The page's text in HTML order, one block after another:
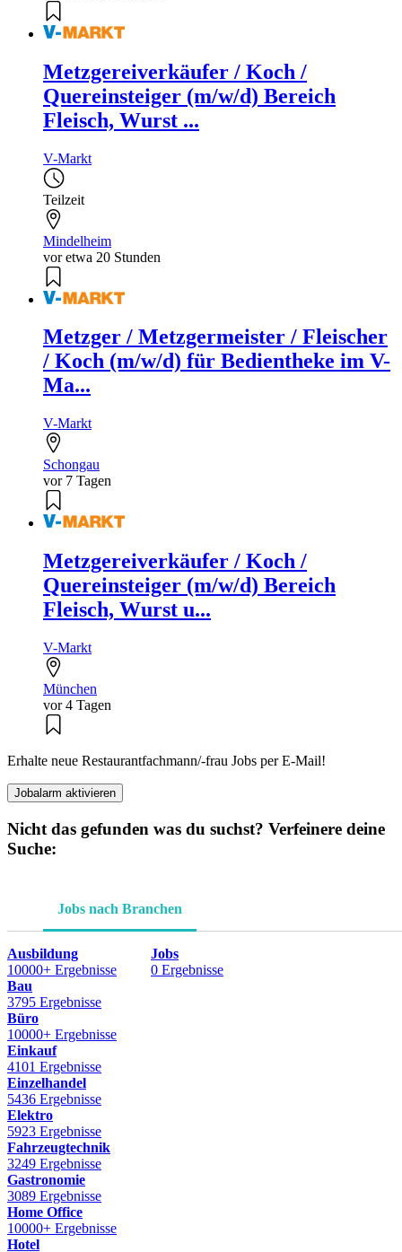
Metzgereiverkäufer / Koch /
Quereinsteiger (m/w/d) Bereich
Fleisch, Wurst ...
V-Markt
Teilzeit
Mindelheim
vor etwa 20 Stunden
Metzger / Metzgermeister / Fleischer
/ Koch (m/w/d) für Bedientheke im V-
Ma...
V-Markt
Schongau
vor 7 Tagen
Metzgereiverkäufer / Koch /
Quereinsteiger (m/w/d) Bereich
Fleisch, Wurst u...
V-Markt
München
vor 4 Tagen
Erhalte neue Restaurantfachmann/-frau Jobs per E-Mail!
Jobalarm aktivieren
Nicht das gefunden was du suchst? Verfeinere deine
Suche:
Jobs nach Branchen
Ausbildung
10000+ Ergebnisse
Bau
3795 Ergebnisse
Büro
10000+ Ergebnisse
Einkauf
4101 Ergebnisse
Einzelhandel
5436 Ergebnisse
Elektro
5923 Ergebnisse
Fahrzeugtechnik
3249 Ergebnisse
Gastronomie
3089 Ergebnisse
Home Office
10000+ Ergebnisse
Hotel
Jobs
0 Ergebnisse